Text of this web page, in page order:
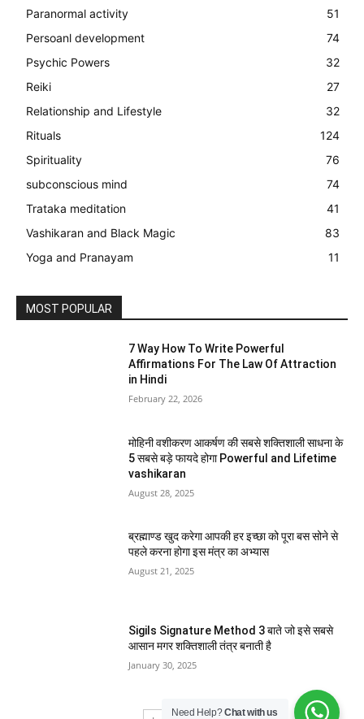
Paranormal activity
51
Persoanl development
74
Psychic Powers
32
Reiki
27
Relationship and Lifestyle
32
Rituals
124
Spirituality
76
subconscious mind
74
Trataka meditation
41
Vashikaran and Black Magic
83
Yoga and Pranayam
11
MOST POPULAR
7 Way How To Write Powerful
Affirmations For The Law Of Attraction
in Hindi
February 22, 2026
मोहिनी वशीकरण आकर्षण की सबसे शक्तिशाली साधना के
5 सबसे बड़े फायदे होगा Powerful and Lifetime
vashikaran
August 28, 2025
ब्रह्माण्ड खुद करेगा आपकी हर इच्छा को पूरा बस सोने से
पहले करना होगा इस मंत्र का अभ्यास
August 21, 2025
Sigils Signature Method 3 बाते जो इसे सबसे
आसान मगर शक्तिशाली तंत्र बनाती है
January 30, 2025
Need Help?Chat with us